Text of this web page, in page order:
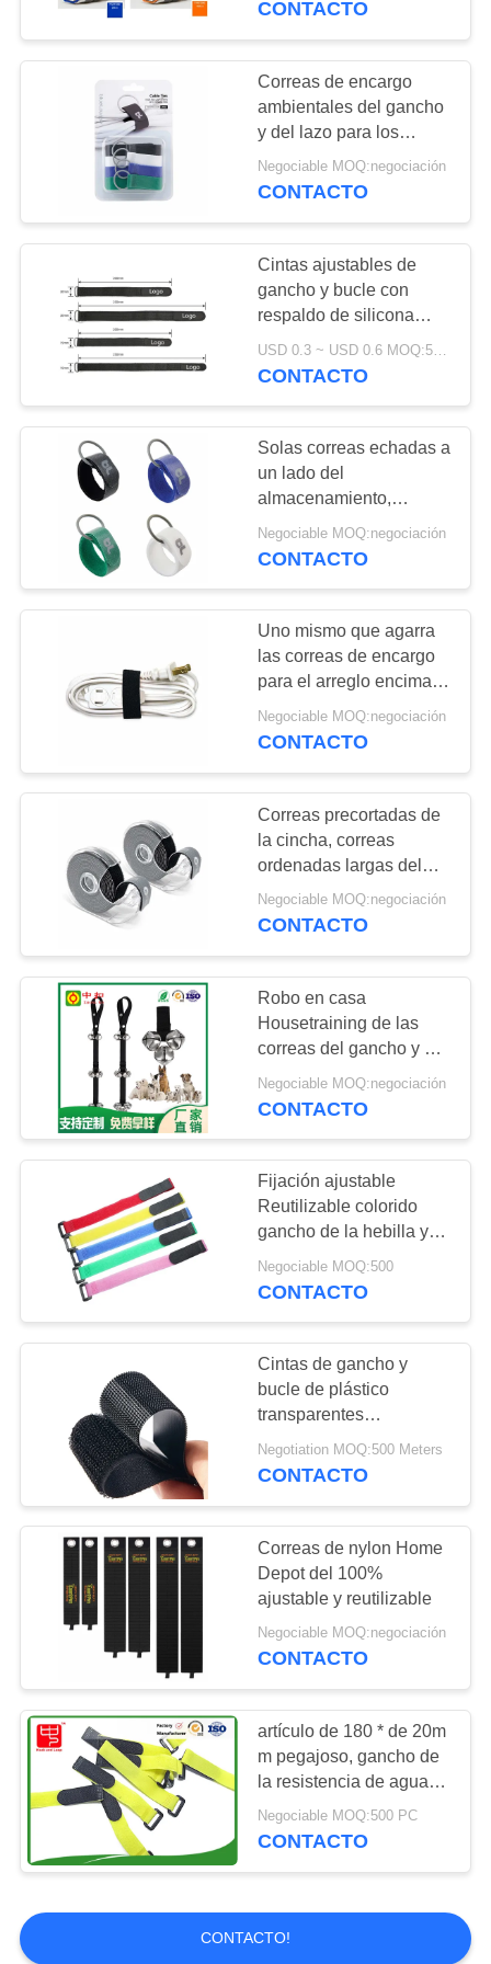
CONTACTO
Correas de encargo
ambientales del gancho
y del lazo para los
alambres y los cables
eléctricos
Negociable MOQ:negociación
CONTACTO
Cintas ajustables de
gancho y bucle con
respaldo de silicona
antideslizante para el
montaje de la batería y
CONTACTO
Solas correas echadas a
un lado del
almacenamiento,
pequeñas correas de la
cincha
Negociable MOQ:negociación
CONTACTO
Uno mismo que agarra
las correas de encargo
para el arreglo encima
de la banda de la
correa/de reloj del libro
Negociable MOQ:negociación
CONTACTO
Correas precortadas de
la cincha, correas
ordenadas largas del
cable de alambre
Negociable MOQ:negociación
CONTACTO
Robo en casa
Housetraining de las
correas del gancho y del
lazo de Belces del
entrenamiento del
Negociable MOQ:negociación
CONTACTO
Fijación ajustable
Reutilizable colorido
gancho de la hebilla y
correa del lazo
Negociable MOQ:500
CONTACTO
Cintas de gancho y
bucle de plástico
transparentes
reutilizables con
opciones OEM
aplicaciones industriales
Negotiation MOQ:500 Meters
CONTACTO
Correas de nylon Home
Depot del 100%
ajustable y reutilizable
Negociable MOQ:negociación
CONTACTO
artículo de 180 * de 20m
m pegajoso, gancho de
la resistencia de agua y
correas del lazo
Negociable MOQ:500 PC
CONTACTO
CONTACTO!